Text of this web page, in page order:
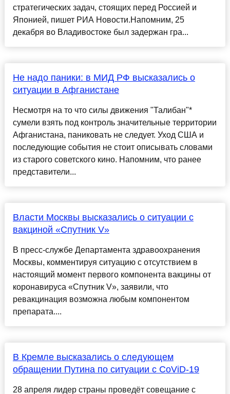
стратегических задач, стоящих перед Россией и
Японией, пишет РИА Новости.Напомним, 25
декабря во Владивостоке был задержан гра...
Не надо паники: в МИД РФ высказались о
ситуации в Афганистане
Несмотря на то что силы движения "Талибан"*
сумели взять под контроль значительные территории
Афганистана, паниковать не следует. Уход США и
последующие события не стоит описывать словами
из старого советского кино. Напомним, что ранее
представители...
Власти Москвы высказались о ситуации с
вакциной «Спутник V»
В пресс-службе Департамента здравоохранения
Москвы, комментируя ситуацию с отсутствием в
настоящий момент первого компонента вакцины от
коронавируса «Спутник V», заявили, что
ревакцинация возможна любым компонентом
препарата....
В Кремле высказались о следующем
обращении Путина по ситуации с CoViD-19
28 апреля лидер страны проведёт совещание с